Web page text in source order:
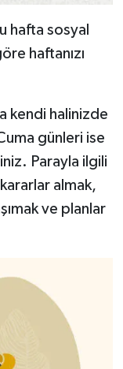
hafta sosyal
haftanızı
kendi halinizde
günleri ise
Parayla ilgili
almak,
ve planlar